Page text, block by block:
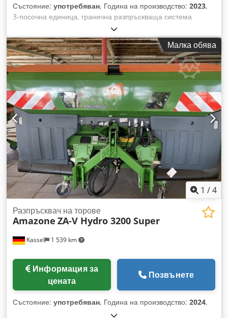
Състояние: употребяван, Година на производство: 2023,
3-посочна единица, гранична разпръскваща система
Limiter V, защитна тръба L, механичен / позиционен
индикатор за системата за разпръскване ZA-V, надстройка
на контейнера S 2000, монтажни части за / базови
устройства ZA, карданен вал с фрикционен съединител,
калобрани L и стълби / LED осветление отзад Credpfx Abot
Dwibj Tsf
Малка обява
1 /4
Kassel 1 539 km
Разпръсквач на торове
Amazone ZA-V Hydro 3200 Super
Информация за
цената
Позвънете
Състояние: употребяван, Година на производство: 2024,